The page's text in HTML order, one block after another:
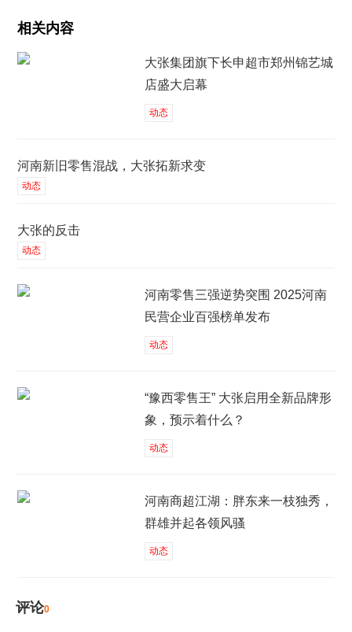
相关内容
大张集团旗下长申超市郑州锦艺城
店盛大启幕
动态
河南新旧零售混战，大张拓新求变
动态
大张的反击
动态
河南零售三强逆势突围 2025河南
民营企业百强榜单发布
动态
“豫西零售王” 大张启用全新品牌形
象，预示着什么？
动态
河南商超江湖：胖东来一枝独秀，
群雄并起各领风骚
动态
评论0